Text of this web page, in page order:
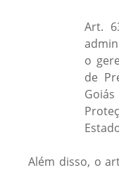
Art.
o
de
Além disso, o